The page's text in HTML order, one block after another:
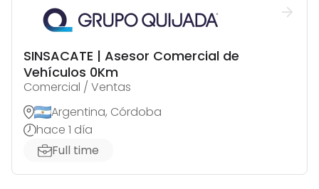
SINSACATE | Asesor Comercial de
Vehículos 0Km
Comercial / Ventas
Argentina, Córdoba
hace 1 día
Full time